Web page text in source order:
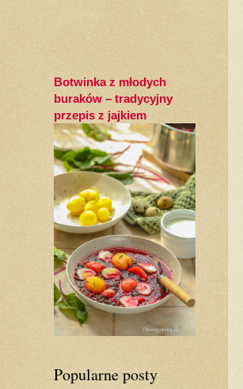
Botwinka z młodych
buraków – tradycyjny
przepis z jajkiem
Popularne posty